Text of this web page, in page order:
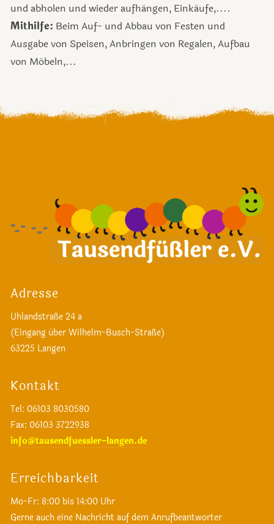
und abholen und wieder aufhängen, Einkäufe,....
Mithilfe: Beim Auf- und Abbau von Festen und
Ausgabe von Speisen, Anbringen von Regalen, Aufbau
von Möbeln,...
Adresse
Uhlandstraße 24 a
(Eingang über Wilhelm-Busch-Straße)
63225 Langen
Kontakt
Tel: 06103 8030580
Fax: 06103 3722938
info@tausendfuessler-langen.de
Erreichbarkeit
Mo-Fr: 8:00 bis 14:00 Uhr
Gerne auch eine Nachricht auf dem Anrufbeantworter